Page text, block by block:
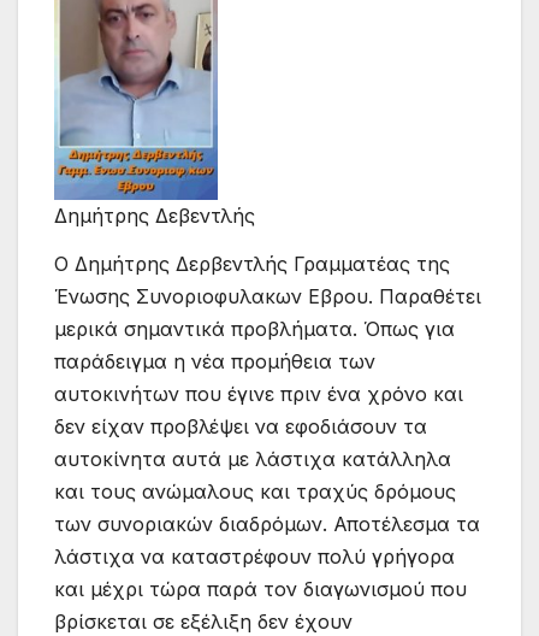
Δημήτρης Δεβεντλής
Ο Δημήτρης Δερβεντλής Γραμματέας της
Ένωσης Συνοριοφυλακων Εβρου. Παραθέτει
μερικά σημαντικά προβλήματα. Όπως για
παράδειγμα η νέα προμήθεια των
αυτοκινήτων που έγινε πριν ένα χρόνο και
δεν είχαν προβλέψει να εφοδιάσουν τα
αυτοκίνητα αυτά με λάστιχα κατάλληλα
και τους ανώμαλους και τραχύς δρόμους
των συνοριακών διαδρόμων. Αποτέλεσμα τα
λάστιχα να καταστρέφουν πολύ γρήγορα
και μέχρι τώρα παρά τον διαγωνισμού που
βρίσκεται σε εξέλιξη δεν έχουν